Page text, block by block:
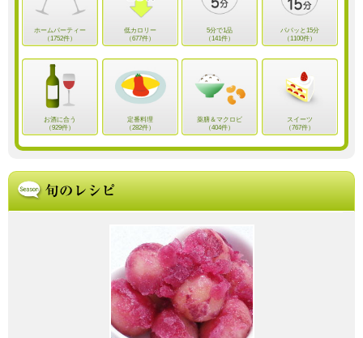
ホームパーティー
（1752件）
低カロリー
（677件）
5分で1品
（141件）
パパッと15分
（1100件）
お酒に合う
（929件）
定番料理
（282件）
薬膳＆マクロビ
（404件）
スイーツ
（767件）